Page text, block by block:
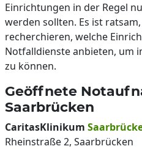
Einrichtungen in der Regel
werden sollten. Es ist
recherchieren, welche
Notfalldienste anbieten, um
zu können.
Geöffnete
Saarbrücken
CaritasKlinikum
Rheinstraße 2, Saarbrücken